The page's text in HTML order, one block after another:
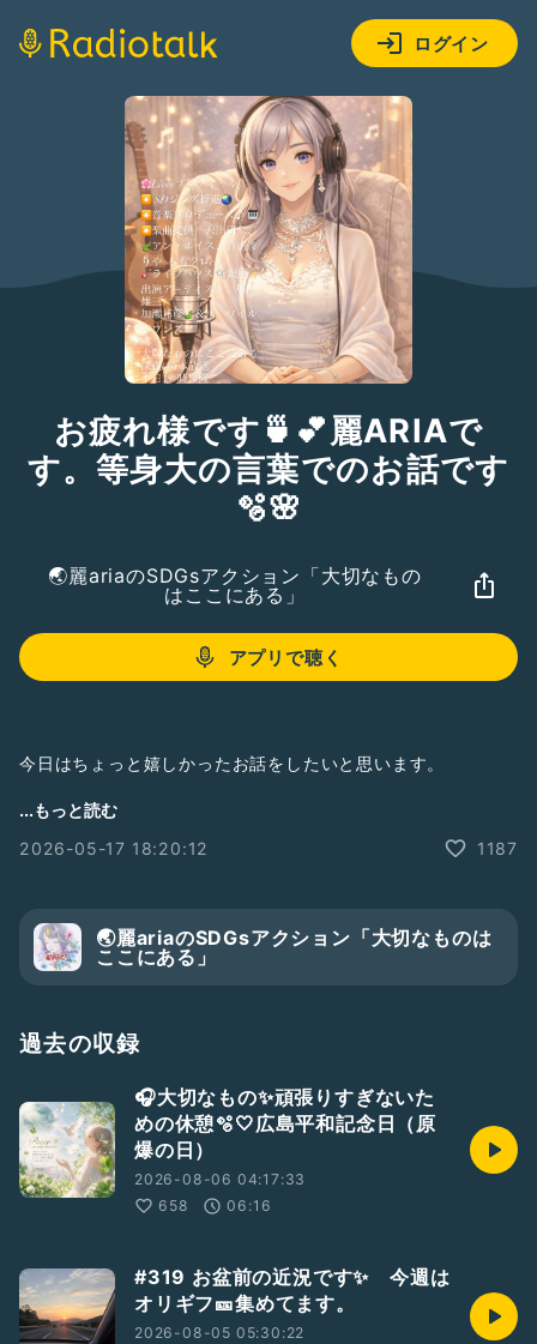
ログイン
お疲れ様です🍵💕麗ARIAで
す。等身大の言葉でのお話です
🫧🌸
🌏麗ariaのSDGsアクション「大切なもの
はここにある」
アプリで聴く
今日はちょっと嬉しかったお話をしたいと思います。
今朝、有里恵さんという女性配信者さんが
って声をかけてくださって
途中で「音が聞こえないよ」っていうリスナーさんがいて30
分くらいで配信が切れちゃったんです
久しぶりの配信だったこともあって以前来てくれていた方や、
なんかそういうのが、すごく自然で嬉しかったです
そして今日は改めてARIAのイベントプライズについても少し
お話しようかなと思います
マグカップ☕️✨クッションカバー エコバック
オリジナルアクリルキーホルダーだったり、最近はデジタル音
源のプライズも増えてきました。
...もっと読む
2026-05-17 18:20:12
1187
🌏麗ariaのSDGsアクション「大切なものは
ここにある」
過去の収録
🎧大切なもの✨頑張りすぎないた
めの休憩🫧🤍広島平和記念日（原
爆の日）
2026-08-06 04:17:33
658
06:16
#319 お盆前の近況です✨ 今週は
オリギフ🎫集めてます。
2026-08-05 05:30:22